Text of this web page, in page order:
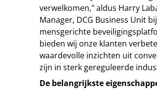
verwelkomen," aldus Harry
Manager, DCG Business Unit
mensgerichte
bieden wij onze klanten
waardevolle inzichten uit
zijn in sterk gereguleerde
De belangrijkste